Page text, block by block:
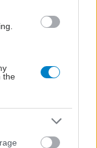
the
από